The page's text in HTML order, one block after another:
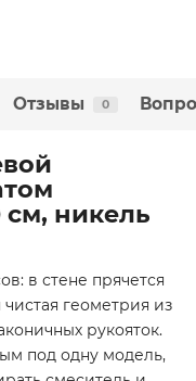
Отзывы 0
см, никель
в стене прячется
чистая геометрия из
рукояток.
под одну модель,